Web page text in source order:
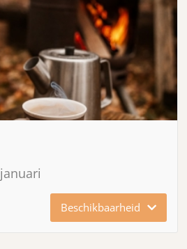
Beschikbaarheid